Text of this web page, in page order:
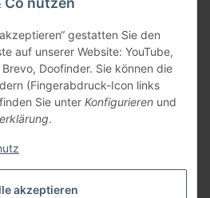
gestatten Sie den
auf unserer Website: YouTube,
Doofinder. Sie können die
(Fingerabdruck-Icon links
Sie unter Konfigurieren und
.
akzeptieren